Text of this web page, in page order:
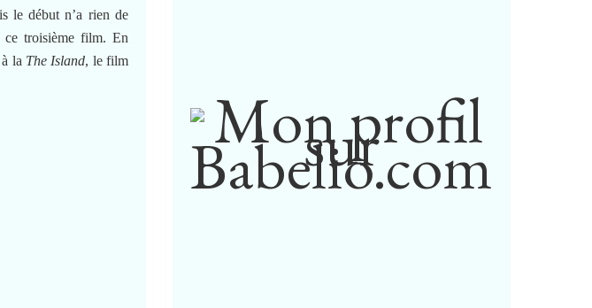
le début n’a rien de
ce troisième film. En
la The Island, le film